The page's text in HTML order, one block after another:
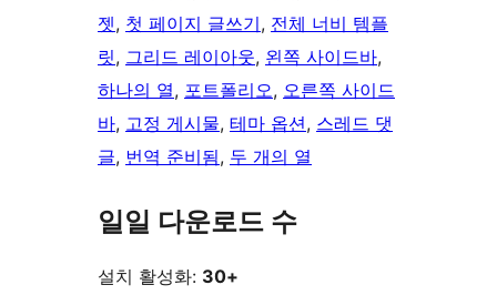
젯, 첫 페이지 글쓰기, 전체 너비 템플
릿, 그리드 레이아웃, 왼쪽 사이드바
하나의 열, 포트폴리오, 오른쪽 사이드
바, 고정 게시물, 테마 옵션, 스레드 댓
글, 번역 준비됨, 두 개의 열
일일 다운로드 수
설치 활성화: 30+